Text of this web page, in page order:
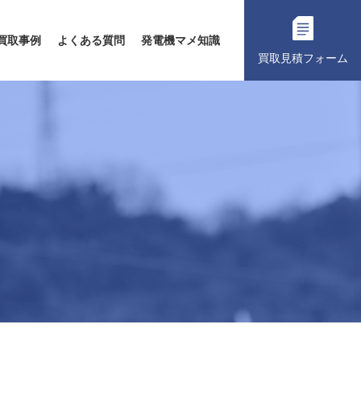
取事例 よくある質問
発電機マメ知識
買取見積フォーム